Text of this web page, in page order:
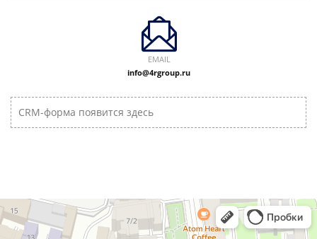
CRM-форма появится здесь
EMAIL
info@4rgroup.ru